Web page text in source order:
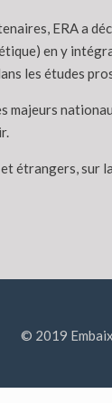
ERA a
en y
les études
majeurs
étrangers,
© 2019